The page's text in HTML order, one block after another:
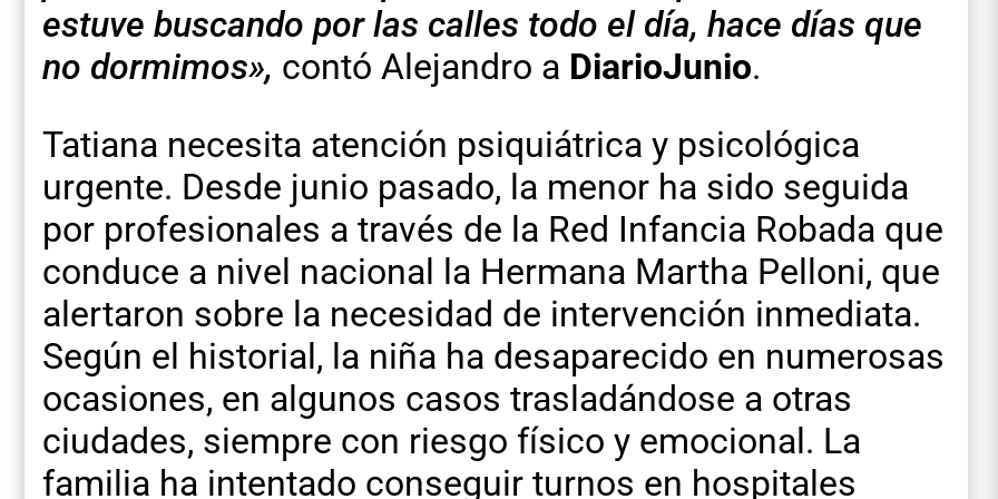
estuve buscando por las calles todo el día, hace días que
no dormimos», contó Alejandro a DiarioJunio.
Tatiana necesita atención psiquiátrica y psicológica
urgente. Desde junio pasado, la menor ha sido seguida
por profesionales a través de la Red Infancia Robada que
conduce a nivel nacional la Hermana Martha Pelloni, que
alertaron sobre la necesidad de intervención inmediata.
Según el historial, la niña ha desaparecido en numerosas
ocasiones, en algunos casos trasladándose a otras
ciudades, siempre con riesgo físico y emocional. La
familia ha intentado conseguir turnos en hospitales